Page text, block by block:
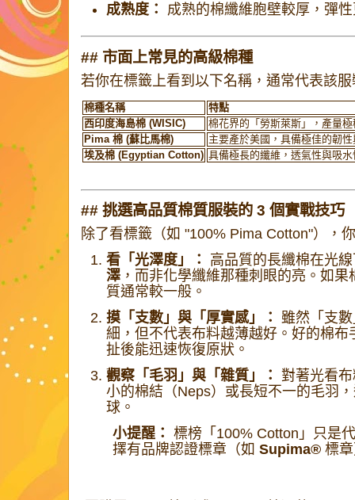
成熟度： 成熟的棉纖維胞壁較厚，彈
## 市面上常見的高級棉種
若你在標籤上看到以下名稱，通常代表該
棉種名稱
特點
西印度海島棉 (WISIC)
棉花界的「勞斯萊斯」，產量
Pima 棉 (蘇比馬棉)
主要產於美國，具備極佳的韌
埃及棉 (Egyptian Cotton) 具備極長的纖維，透氣性與吸
## 挑選高品質棉質服裝的 3 個實戰技巧
除了看標籤（如 "100% Pima Cotton"），
看「光澤度」：
高品質的長纖棉在光
澤 ，而非化學纖維那種刺眼的亮。如
質通常較一般。
摸「支數」與「厚實感」： 雖然「支
細，但不代表布料越薄越好。好的棉布
扯後能迅速恢復原狀。
觀察「毛羽」與「雜質」： 對著光看
小的棉結（Neps）或長短不一的毛羽
球。
小提醒： 標榜「100% Cotton」只是
擇有品牌認證標章（如 Supima® 標